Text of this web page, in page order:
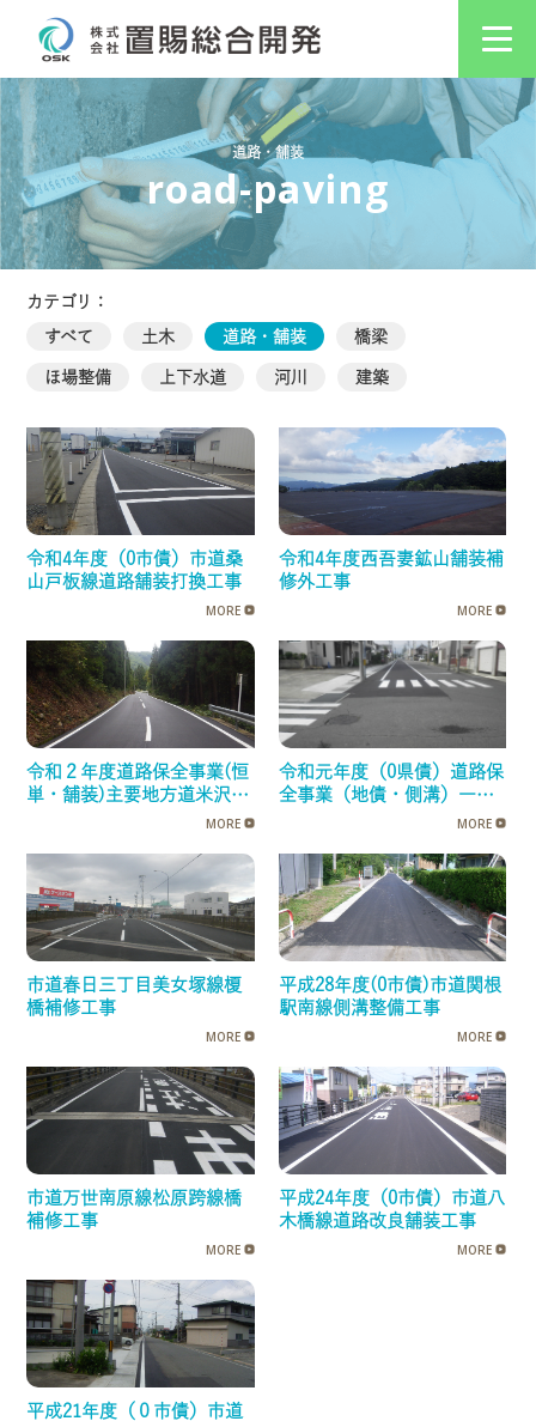
道路・舗装
road-paving
カテゴリ：
すべて 土木 道路・舗装 橋梁
ほ場整備 上下水道 河川 建築
令和4年度（0市債）市道桑
山戸板線道路舗装打換工事
MORE
令和4年度西吾妻鉱山舗装補
修外工事
MORE
令和２年度道路保全事業(恒
単・舗装)主要地方道米沢猪
MORE
令和元年度（0県債）道路保
全事業（地債・側溝）一般
県道板谷米沢停車場線側溝
MORE
市道春日三丁目美女塚線榎
橋補修工事
MORE
平成28年度(0市債)市道関根
駅南線側溝整備工事
MORE
市道万世南原線松原跨線橋
補修工事
MORE
平成24年度（0市債）市道八
木橋線道路改良舗装工事
MORE
平成21年度（０市債）市道